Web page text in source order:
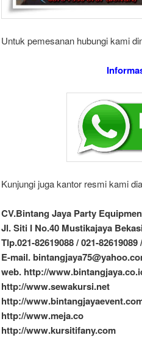
Untuk pemesanan hubungi kami
Kunjungi juga kantor resmi kami
CV.Bintang Jaya Party
Jl. Siti I No.40 Mustikajaya
Tlp.021-82619088 / 021-82619089
E-mail.
web. http://
http://www.sewakursi.net
http://
http://www.meja.co
http://www.kursitifany.com